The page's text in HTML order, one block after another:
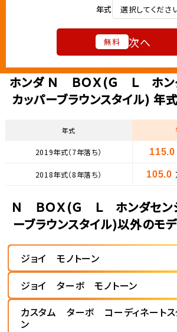
年式
選択してくださ
無料 次へ
ホンダ Ｎ ＢＯＸ(Ｇ Ｌ ホン
カッパーブラウンスタイル) 年
年式
2019年式（7年落ち） 115.0
2018年式（8年落ち） 105.0
Ｎ ＢＯＸ(Ｇ Ｌ ホンダセン
ーブラウンスタイル)以外のモ
ジョイ モノトーン
ジョイ ターボ モノトーン
カスタム ターボ コーディネート
ン